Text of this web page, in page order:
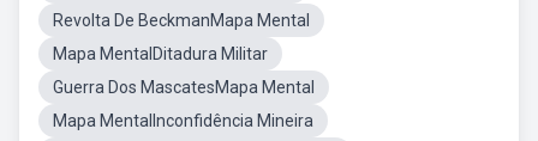
Revolta De BeckmanMapa Mental
Mapa MentalDitadura Militar
Guerra Dos MascatesMapa Mental
Mapa MentalInconfidência Mineira